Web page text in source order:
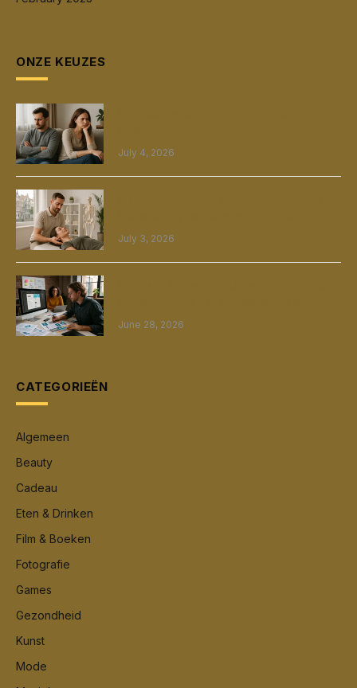
ONZE KEUZES
July 4, 2026
July 3, 2026
June 28, 2026
CATEGORIEËN
Algemeen
Beauty
Cadeau
Eten & Drinken
Film & Boeken
Fotografie
Games
Gezondheid
Kunst
Mode